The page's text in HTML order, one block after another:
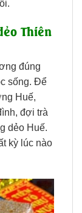
Thiên
đúng
sống. Để
Huế,
đợi trà
dẻo Huế.
kỳ lúc nào